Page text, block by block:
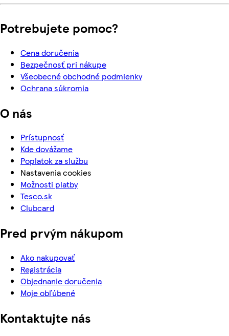
Potrebujete pomoc?
Cena doručenia
Bezpečnosť pri nákupe
Všeobecné obchodné podmienky
Ochrana súkromia
O nás
Prístupnosť
Kde dovážame
Poplatok za službu
Nastavenia cookies
Možnosti platby
Tesco.sk
Clubcard
Pred prvým nákupom
Ako nakupovať
Registrácia
Objednanie doručenia
Moje obľúbené
Kontaktujte nás